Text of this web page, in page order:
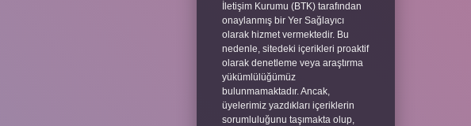
İletişim Kurumu (BTK) tarafından
onaylanmış bir Yer Sağlayıcı
olarak hizmet vermektedir. Bu
nedenle, sitedeki içerikleri proaktif
olarak denetleme veya araştırma
yükümlülüğümüz
bulunmamaktadır. Ancak,
üyelerimiz yazdıkları içeriklerin
sorumluluğunu taşımakta olup,